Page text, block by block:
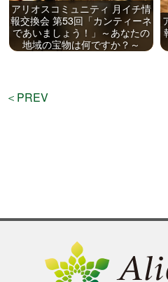
ニュースリ
アリオスコミュニティ 月イチ情
報交換会 第53回「カンティーネ
であいましょう！」～あなたの
地域の宝物は何ですか？～
＜PREV